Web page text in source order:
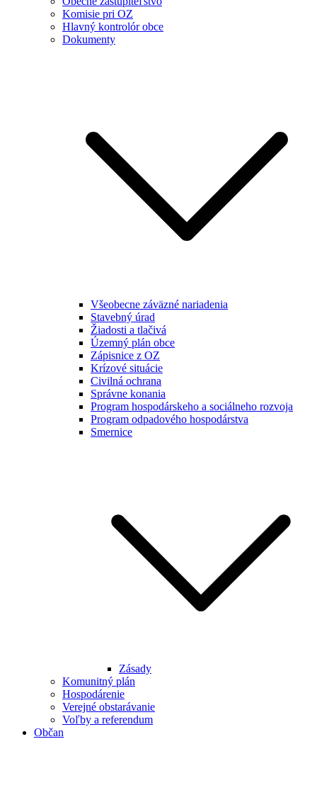
Komisie pri OZ
Hlavný kontrolór obce
Dokumenty
Všeobecne záväzné nariadenia
Stavebný úrad
Žiadosti a tlačivá
Územný plán obce
Zápisnice z OZ
Krízové situácie
Civilná ochrana
Správne konania
Program hospodárskeho a sociálneho rozvoja
Program odpadového hospodárstva
Smernice
Zásady
Komunitný plán
Hospodárenie
Verejné obstarávanie
Voľby a referendum
Občan